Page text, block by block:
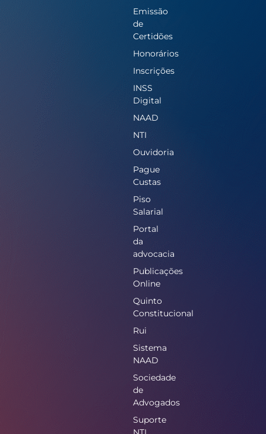
Emissão
de
Certidões
Honorários
Inscrições
INSS
Digital
NAAD
NTI
Ouvidoria
Pague
Custas
Piso
Salarial
Portal
da
advocacia
Publicações
Online
Quinto
Constitucional
Rui
Sistema
NAAD
Sociedade
de
Advogados
Suporte